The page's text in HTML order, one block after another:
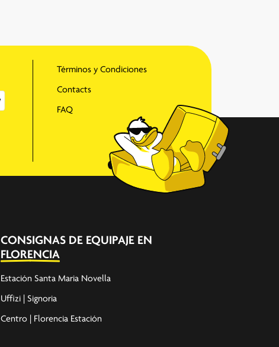
Términos y Condiciones
Contacts
FAQ
CONSIGNAS DE EQUIPAJE EN
FLORENCIA
Estación Santa Maria Novella
Uffizi | Signoria
Centro | Florencia Estación